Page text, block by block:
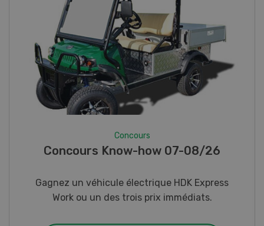
Photo mystère 07-08/26
Gagnez l’un des cinq couteaux de poche LANDI